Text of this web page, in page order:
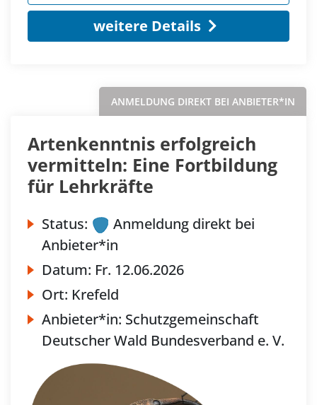
weitere Details
ANMELDUNG DIREKT BEI ANBIETER*IN
Artenkenntnis erfolgreich
vermitteln: Eine Fortbildung
für Lehrkräfte
Status:
Anmeldung direkt bei
Anbieter*in
Datum: Fr. 12.06.2026
Ort: Krefeld
Anbieter*in: Schutzgemeinschaft
Deutscher Wald Bundesverband e. V.